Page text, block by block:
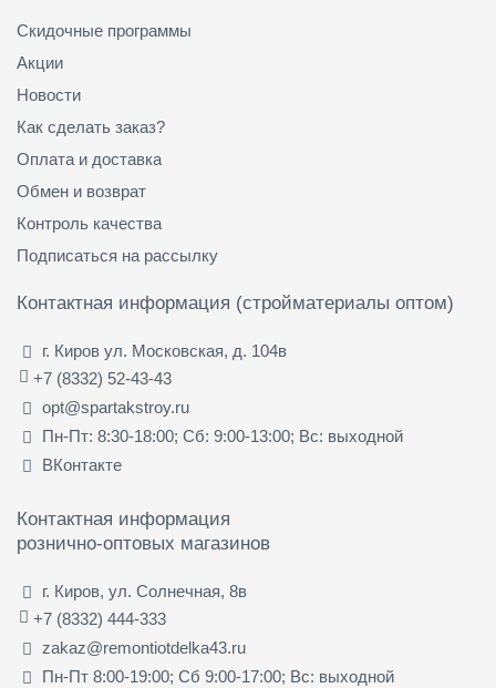
Скидочные программы
Акции
Новости
Как сделать заказ?
Оплата и доставка
Обмен и возврат
Контроль качества
Подписаться на рассылку
Контактная информация (стройматериалы оптом)
г. Киров ул. Московская, д. 104в
+7 (8332) 52-43-43
opt@spartakstroy.ru
Пн-Пт: 8:30-18:00; Сб: 9:00-13:00; Вс: выходной
ВКонтакте
Контактная информация
рознично-оптовых магазинов
г. Киров, ул. Солнечная, 8в
+7 (8332) 444-333
zakaz@remontiotdelka43.ru
Пн-Пт 8:00-19:00; Сб 9:00-17:00; Вс: выходной